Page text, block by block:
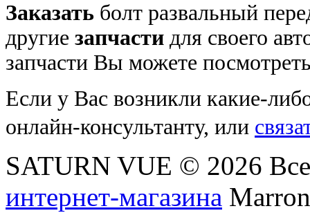
Заказать болт развальный
другие запчасти для своего
запчасти Вы можете
Если у Вас возникли какие-
онлайн-консультанту, или
SATURN VUE © 2026
интернет-магазина